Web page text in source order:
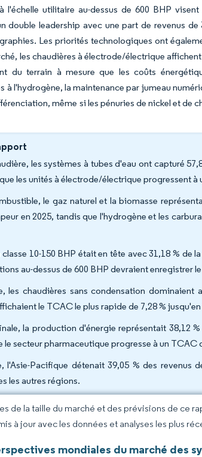
l'échelle utilitaire au-dessus de 600 BHP
double leadership avec une part de revenus
Les priorités technologiques ont
les chaudières à électrode/électrique
du terrain à mesure que les coûts
à l'hydrogène, la maintenance par jumeau
même si les pénuries de nickel et de
les systèmes à tubes d'eau ont capturé
les unités à électrode/électrique progressent à
le gaz naturel et la biomasse
en 2025, tandis que l'hydrogène et les
10-150 BHP était en tête avec 31,18 % de
au-dessus de 600 BHP devraient enregistrer
les chaudières sans condensation
le TCAC le plus rapide de 7,28 % jusqu'en
la production d'énergie représentait 38,12
le secteur pharmaceutique progresse à un TCAC
l'Asie-Pacifique détenait 39,05 % des
les autres régions.
de la taille du marché et des prévisions de ce
à jour avec les données et analyses les plus
mondiales du marché des